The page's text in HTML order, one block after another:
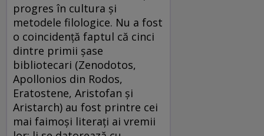
progres în cultura şi
metodele filologice. Nu a fost
o coincidenţă faptul că cinci
dintre primii şase
bibliotecari (Zenodotos,
Apollonios din Rodos,
Eratostene, Aristofan şi
Aristarch) au fost printre cei
mai faimoşi literaţi ai vremii